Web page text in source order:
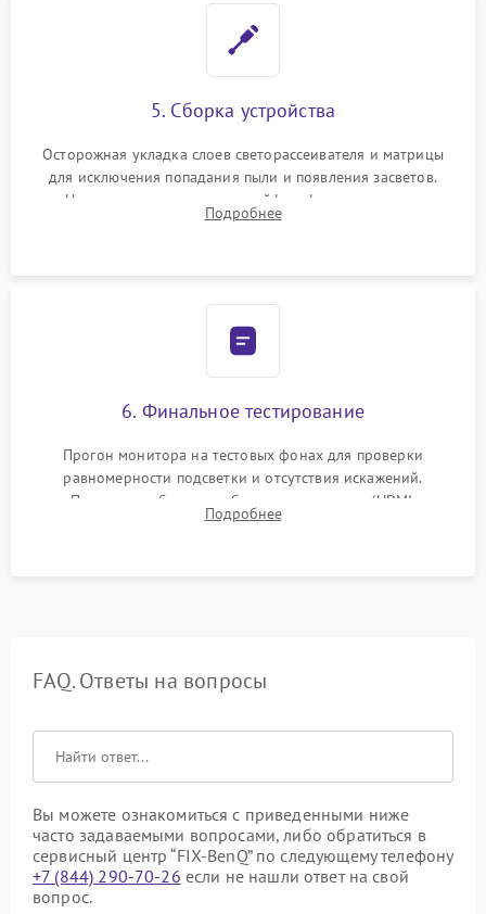
5. Сборка устройства
Осторожная укладка слоев светорассеивателя и матрицы
для исключения попадания пыли и появления засветов.
Надежное подключение шлейфов, фиксация плат и
аккуратное защелкивание пластикового корпуса монитора.
Подробнее
6. Финальное тестирование
Прогон монитора на тестовых фонах для проверки
равномерности подсветки и отсутствия искажений.
Проверка работоспособности всех портов (HDMI,
DisplayPort, VGA) и кнопок управления под нагрузкой в
Подробнее
FAQ. Ответы на вопросы
Вы можете ознакомиться с приведенными ниже
часто задаваемыми вопросами, либо обратиться в
сервисный центр “FIX-BenQ” по следующему телефону
+7 (844) 290-70-26 если не нашли ответ на свой
вопрос.